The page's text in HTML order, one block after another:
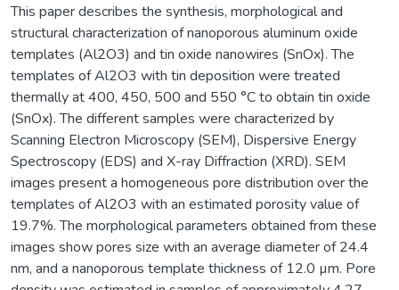
This paper describes the synthesis, morphological and
structural characterization of nanoporous aluminum oxide
templates (Al2O3) and tin oxide nanowires (SnOx). The
templates of Al2O3 with tin deposition were treated
thermally at 400, 450, 500 and 550 °C to obtain tin oxide
(SnOx). The different samples were characterized by
Scanning Electron Microscopy (SEM), Dispersive Energy
Spectroscopy (EDS) and X-ray Diffraction (XRD). SEM
images present a homogeneous pore distribution over the
templates of Al2O3 with an estimated porosity value of
19.7%. The morphological parameters obtained from these
images show pores size with an average diameter of 24.4
nm, and a nanoporous template thickness of 12.0 µm. Pore